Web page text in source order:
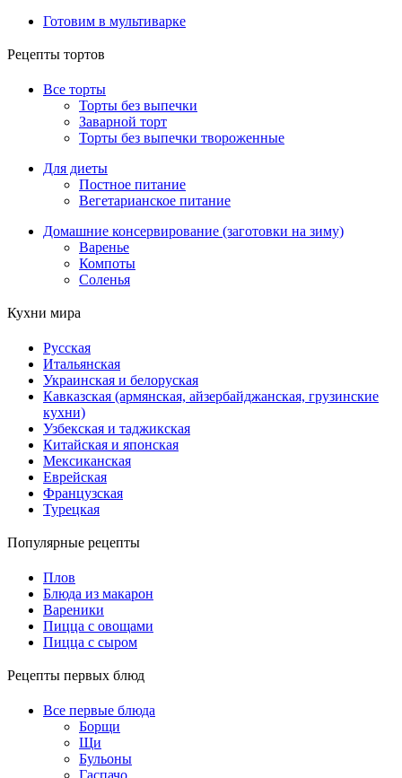
Готовим в мультиварке
Рецепты тортов
Все торты
Торты без выпечки
Заварной торт
Торты без выпечки твороженные
Для диеты
Постное питание
Вегетарианское питание
Домашние консервирование (заготовки на зиму)
Варенье
Компоты
Соленья
Кухни мира
Русская
Итальянская
Украинская и белоруская
Кавказская (армянская, айзербайджанская, грузинские
кухни)
Узбекская и таджикская
Китайская и японская
Мексиканская
Еврейская
Французская
Турецкая
Популярные рецепты
Плов
Блюда из макарон
Вареники
Пицца с овощами
Пицца с сыром
Рецепты первых блюд
Все первые блюда
Борщи
Щи
Бульоны